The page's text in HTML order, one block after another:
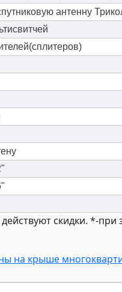
антенну
скидки. *-
на крыше